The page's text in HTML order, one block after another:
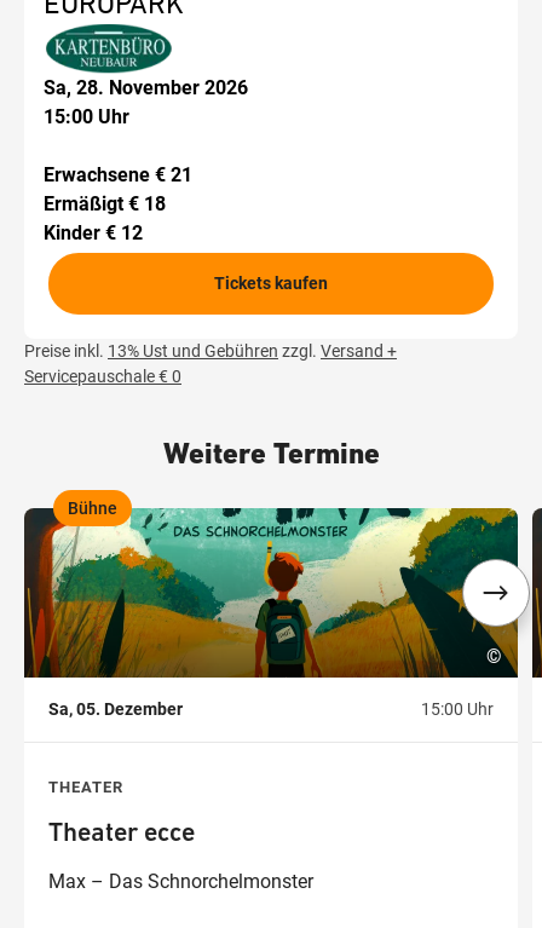
Sa, 28. November 2026
15:00 Uhr
Erwachsene € 21
Ermäßigt € 18
Kinder € 12
Tickets kaufen
Preise inkl. 13% Ust und Gebühren zzgl. Versand +
Servicepauschale € 0
Weitere Termine
,
©
Bühne
Sa, 05. Dezember 15:00 Uhr
THEATER
Theater ecce
Max – Das Schnorchelmonster
,